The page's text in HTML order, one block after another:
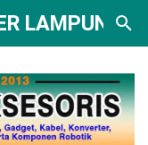
LAMPUNG